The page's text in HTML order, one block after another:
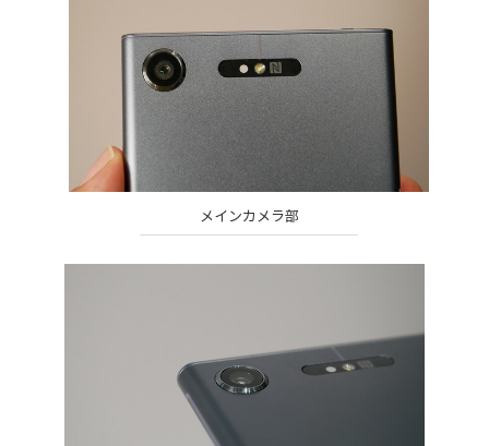
メインカメラ部